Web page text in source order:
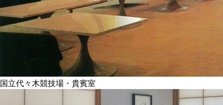
国立代々木競技場・貴賓室